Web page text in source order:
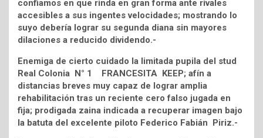
confiamos en que rinda en gran forma ante rivales
accesibles a sus ingentes velocidades; mostrando lo
suyo debería lograr su segunda diana sin mayores
dilaciones a reducido dividendo.-
Enemiga de cierto cuidado la limitada pupila del stud
Real Colonia N° 1 FRANCESITA KEEP; afín a
distancias breves muy capaz de lograr amplia
rehabilitación tras un reciente cero falso jugada en
fija; prodigada zaina indicada a recuperar imagen bajo
la batuta del excelente piloto Federico Fabián Piriz.-